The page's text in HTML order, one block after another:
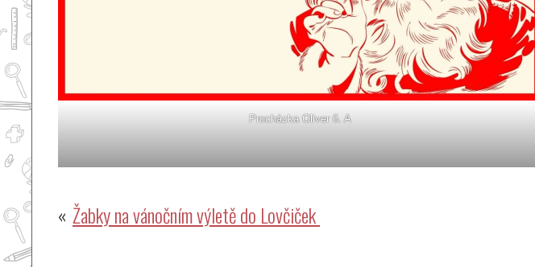
Procházka Oliver 6. A
Navigace
Žabky na vánočním výletě do Lovčiček